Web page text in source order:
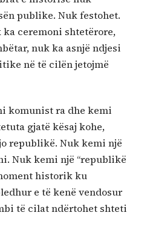
publike. Nuk festohet.
ceremoni shtetërore,
nuk ka asnjë ndjesi
në të cilën jetojmë
komunist ra dhe kemi
gjatë kësaj kohe,
republikë. Nuk kemi një
Nuk kemi një “republikë
historik ku
e të kenë vendosur
të cilat ndërtohet shteti